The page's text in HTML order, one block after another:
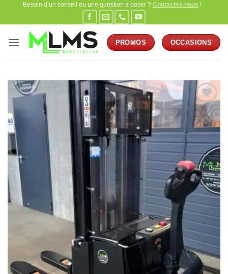
PasserBesoin d’un conseil ou une question à poser ? Contactez-nous !
PROMOS OCCASIONS
Ajouter
à la
wishlist